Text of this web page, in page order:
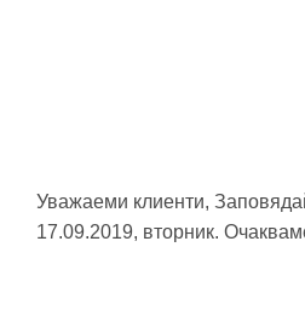
Уважаеми клиенти,
17.09.2019, вторник.